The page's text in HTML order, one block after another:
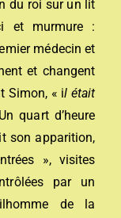
du roi sur un lit
et murmure :
médecin et
et changent
Simon, « il était
quart d’heure
son apparition,
», visites
par un
de la